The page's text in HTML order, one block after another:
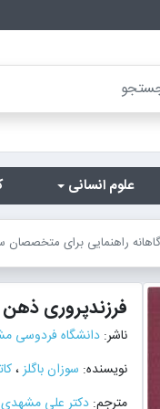
علوم انسانی
راهنمایی برای متخصصان
فرزندپروری
ناشر: دانشگاه فردوسی
نویسنده: سوزان باگلز،
مترجم: دکتر علی مشهدی